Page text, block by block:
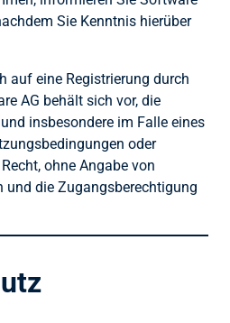
Sie Kenntnis hierüber
auf eine Registrierung durch
AG behält sich vor, die
insbesondere im Falle eines
oder
ohne Angabe von
und die Zugangsberechtigung